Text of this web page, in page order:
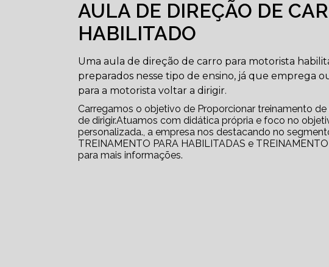
AULA DE DIREÇÃO DE
HABILITADO
Uma aula de direção de carro para motorista
preparados nesse tipo de ensino, já que emprega
para a motorista voltar a dirigir.
Carregamos o objetivo de Proporcionar treinamento
de dirigir.Atuamos com didática própria e foco no
personalizada., a empresa nos destacando no
TREINAMENTO PARA HABILITADAS e
para mais informações.